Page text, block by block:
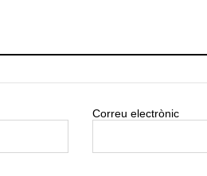
Correu electrònic